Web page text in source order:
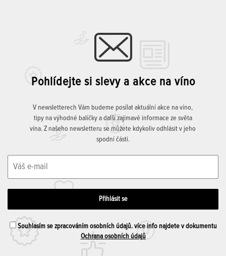
Pohlídejte si slevy a akce na víno
V newsletterech Vám budeme posílat aktuální akce na víno,
tipy na výhodné balíčky a další zajímavé informace ze světa
vína. Z našeho newsletteru se můžete kdykoliv odhlásit v jeho
spodní části.
Souhlasím se zpracováním osobních údajů. více info najdete v dokumentu
Ochrana osobních údajů